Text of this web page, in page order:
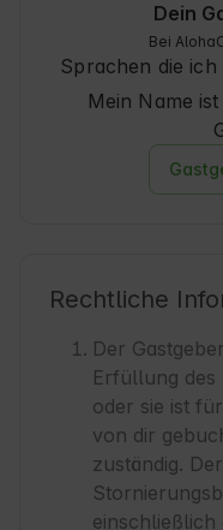
Dein
Bei
Sprachen die ich
Mein Name
Rechtliche
Der
Erfüllung des
oder sie ist
von dir
zuständig.